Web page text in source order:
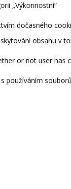
„Výkonnostní“
dočasného
obsahu v
or not user
používáním